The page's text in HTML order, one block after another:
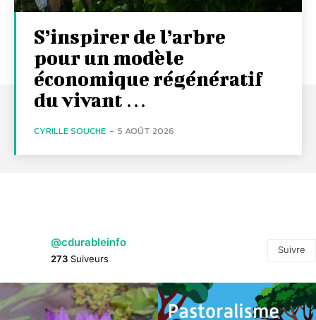
S’inspirer de l’arbre
pour un modèle
économique régénératif
du vivant …
CYRILLE SOUCHE - 5 AOÛT 2026
@cdurableinfo
273 Suiveurs
Suivre